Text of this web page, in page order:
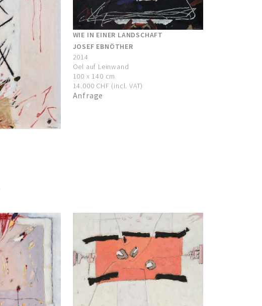
WIE IN EINER LANDSCHAFT
JOSEF EBNÖTHER
2014
Oel auf Leinwand
100 x 140 cm
14.000 CHF (incl. VAT)
Anfrage